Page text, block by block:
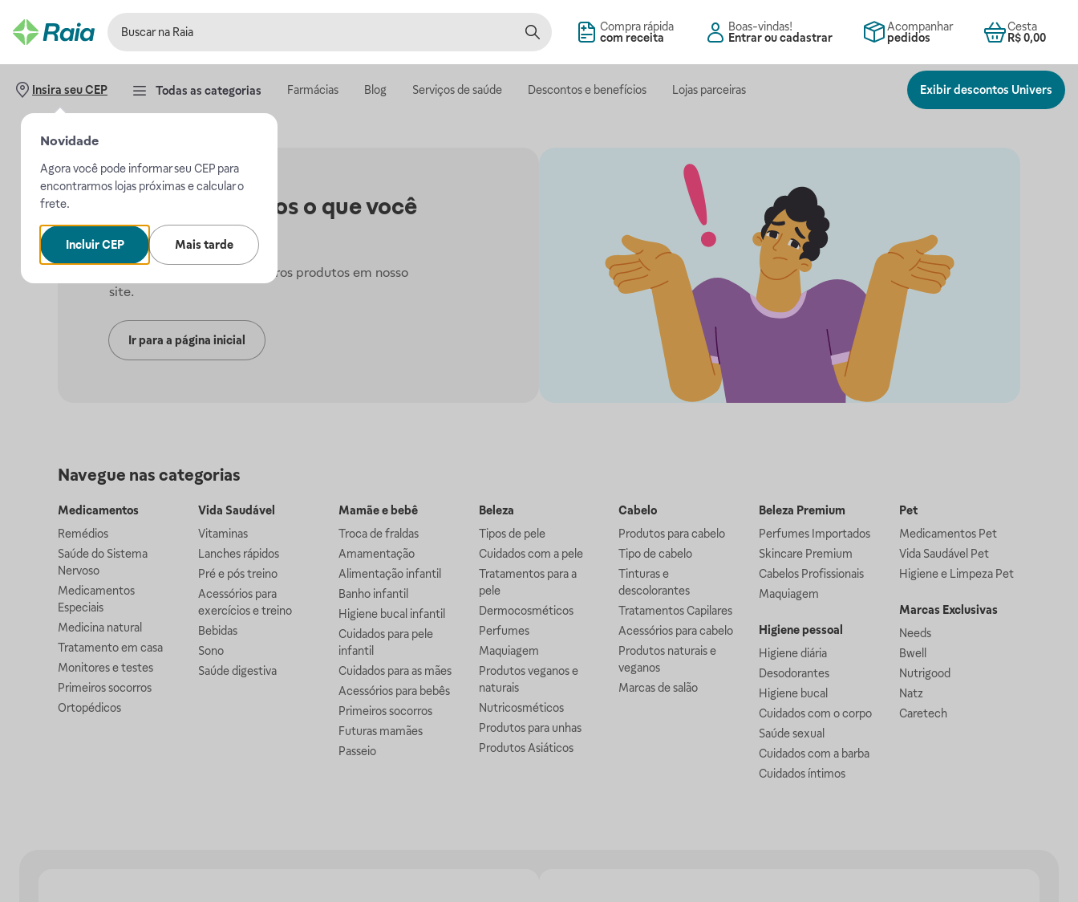
Compra rápida
com receita
Boas-vindas!
Entrar ou cadastrar
Acompanhar
pedidos
Cesta
R$ 0,00
Insira seu CEP
Novidade
Agora você pode informar seu CEP para
encontrarmos lojas próximas e calcular o
frete.
Incluir CEP Mais tarde
Todas as categorias Farmácias Blog Serviços de saúde Descontos e benefícios Lojas parceiras Exibir descontos Univers
Não encontramos o que você
procurava.
Mas, você pode conferir outros produtos em nosso
site.
Ir para a página inicial
Navegue nas categorias
Medicamentos
Remédios
Saúde do Sistema
Nervoso
Medicamentos
Especiais
Medicina natural
Tratamento em casa
Monitores e testes
Primeiros socorros
Ortopédicos
Vida Saudável
Vitaminas
Lanches rápidos
Pré e pós treino
Acessórios para
exercícios e treino
Bebidas
Sono
Saúde digestiva
Mamãe e bebê
Troca de fraldas
Amamentação
Alimentação infantil
Banho infantil
Higiene bucal infantil
Cuidados para pele
infantil
Cuidados para as mães
Acessórios para bebês
Primeiros socorros
Futuras mamães
Passeio
Beleza
Tipos de pele
Cuidados com a pele
Tratamentos para a
pele
Dermocosméticos
Perfumes
Maquiagem
Produtos veganos e
naturais
Nutricosméticos
Produtos para unhas
Produtos Asiáticos
Cabelo
Produtos para cabelo
Tipo de cabelo
Tinturas e
descolorantes
Tratamentos Capilares
Acessórios para cabelo
Produtos naturais e
veganos
Marcas de salão
Beleza Premium
Perfumes Importados
Skincare Premium
Cabelos Profissionais
Maquiagem
Higiene pessoal
Higiene diária
Desodorantes
Higiene bucal
Cuidados com o corpo
Saúde sexual
Cuidados com a barba
Cuidados íntimos
Pet
Medicamentos Pet
Vida Saudável Pet
Higiene e Limpeza Pet
Marcas Exclusivas
Needs
Bwell
Nutrigood
Natz
Caretech